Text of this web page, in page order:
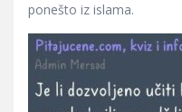
ponešto iz islama.